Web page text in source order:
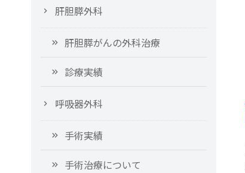
肝胆膵外科
肝胆膵がんの外科治療
診療実績
呼吸器外科
手術実績
手術治療について